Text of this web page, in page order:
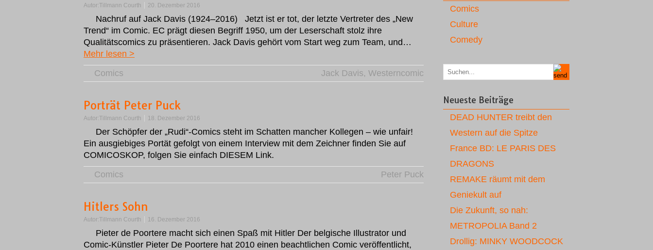
Autor:Tillmann Courth 20. Dezember 2016
Nachruf auf Jack Davis (1924–2016) Jetzt ist er tot, der letzte Vertreter des „New
Trend“ im Comic. EC prägt diesen Begriff 1950, um der Leserschaft stolz ihre
Qualitätscomics zu präsentieren. Jack Davis gehört vom Start weg zum Team, und…
Mehr lesen >
Comics
Jack Davis, Westerncomic
Porträt Peter Puck
Autor:Tillmann Courth 18. Dezember 2016
Der Schöpfer der „Rudi“-Comics steht im Schatten mancher Kollegen – wie unfair!
Ein ausgiebiges Portät gefolgt von einem Interview mit dem Zeichner finden Sie auf
COMICOSKOP, folgen Sie einfach DIESEM Link.
Comics
Peter Puck
Hitlers Sohn
Autor:Tillmann Courth 16. Dezember 2016
Pieter de Poortere macht sich einen Spaß mit Hitler Der belgische Illustrator und
Comic-Künstler Pieter De Poortere hat 2010 einen beachtlichen Comic veröffentlicht,
Comics
Culture
Comedy
Neueste Beiträge
DEAD HUNTER treibt den
Western auf die Spitze
France BD: LE PARIS DES
DRAGONS
REMAKE räumt mit dem
Geniekult auf
Die Zukunft, so nah:
METROPOLIA Band 2
Drollig: MINKY WOODCOCK